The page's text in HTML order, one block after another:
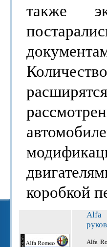
также
коробкой
Alfa
Alfa